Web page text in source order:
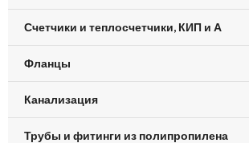
Счетчики и теплосчетчики, КИП и А
Фланцы
Канализация
Трубы и фитинги из полипропилена